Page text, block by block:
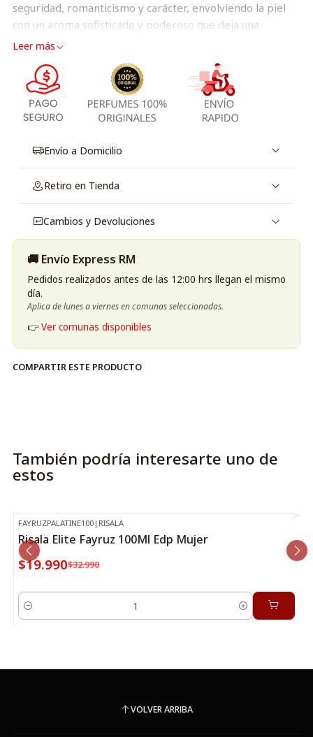
seguridad, romanticismo y carácter, envolviendo la piel
con un aroma sofisticado y poderoso que deja una
impresión duradera. Ideal para noches especiales, citas y
emocional y elegancia contemporánea.
Su composición se abre con un toque especiado y
vibrante que evoluciona hacia un corazón dulce y
notas especiadas y herbales. El fondo es cálido, sensual y
envolvente, dominado por vainilla y haba tonka, creando
una estela profunda y seductora que refleja la fuerza de
un amor vivido sin límites. Stronger With You Intensely es
el perfume perfecto para hombres seguros, apasionados
y auténticos.
Notas de la fragancia:
Salida:
Corazón:Toffee, canela, lavanda, salvia
Fondo:Vainilla, haba tonka, ámbar, gamuza
Leer más
Envío a Domicilio
Retiro en Tienda
Cambios y Devoluciones
🚚 Envío Express RM
Pedidos realizados antes de las 12:00 hrs llegan el mismo
día.
Aplica de lunes a viernes en comunas seleccionadas.
👉Ver comunas disponibles
COMPARTIR ESTE PRODUCTO
También podría interesarte uno de
estos
-39%OFF
FAYRUZPALATINE100 | RISALA
Risala Elite Fayruz 100Ml Edp Mujer
$19.990$32.990
Cantidad
VOLVER ARRIBA